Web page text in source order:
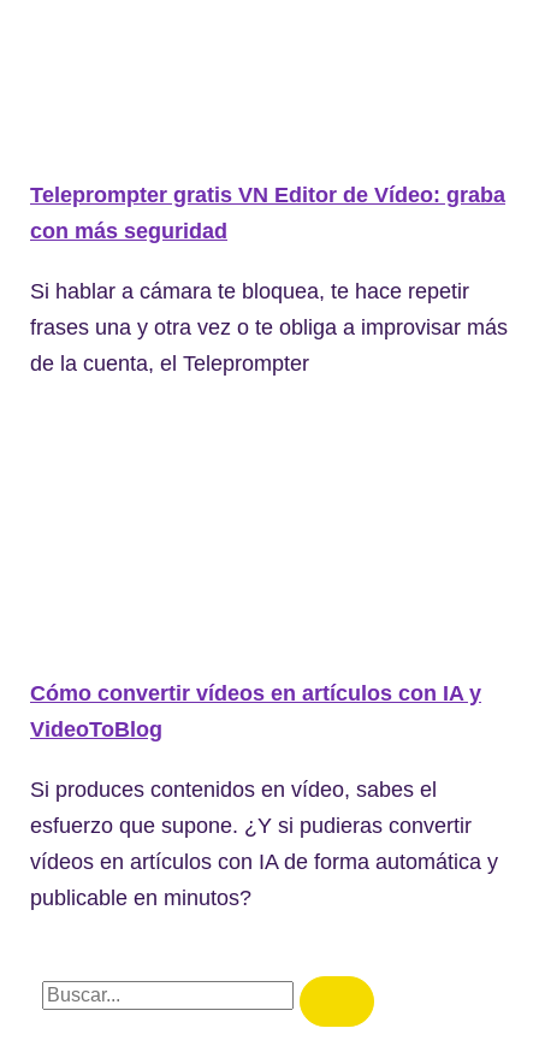
Teleprompter gratis VN Editor de Vídeo: graba
con más seguridad
Si hablar a cámara te bloquea, te hace repetir
frases una y otra vez o te obliga a improvisar más
de la cuenta, el Teleprompter
Cómo convertir vídeos en artículos con IA y
VideoToBlog
Si produces contenidos en vídeo, sabes el
esfuerzo que supone. ¿Y si pudieras convertir
vídeos en artículos con IA de forma automática y
publicable en minutos?